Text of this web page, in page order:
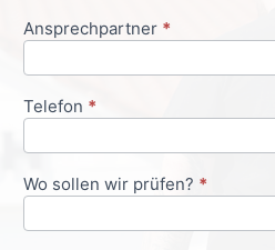
Ansprechpartner *
Telefon *
Wo sollen wir prüfen? *